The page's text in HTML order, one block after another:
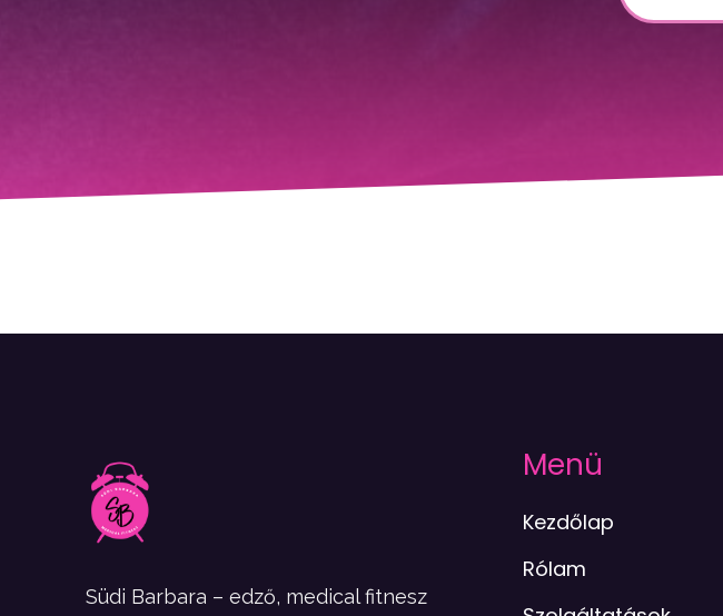
Südi Barbara – edző, medical fitnesz
Menü
Kezdőlap
Rólam